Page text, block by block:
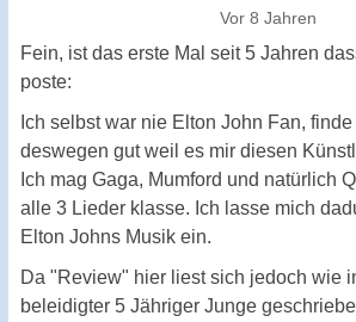
Vor 8 Jahren
Fein, ist das erste Mal seit 5 Jahren
poste:
Ich selbst war nie Elton John Fan,
deswegen gut weil es mir diesen
Ich mag Gaga, Mumford und natürlich
alle 3 Lieder klasse. Ich lasse mich
Elton Johns Musik ein.
Da "Review" hier liest sich jedoch wie
beleidigter 5 Jähriger Junge